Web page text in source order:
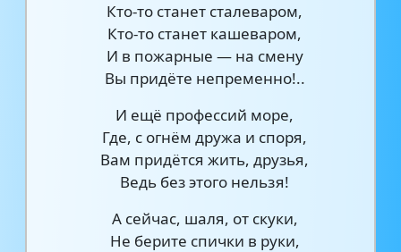
Кто-то станет сталеваром,
Кто-то станет кашеваром,
И в пожарные — на смену
Вы придёте непременно!..
И ещё профессий море,
Где, с огнём дружа и споря,
Вам придётся жить, друзья,
Ведь без этого нельзя!
А сейчас, шаля, от скуки,
Не берите спички в руки,